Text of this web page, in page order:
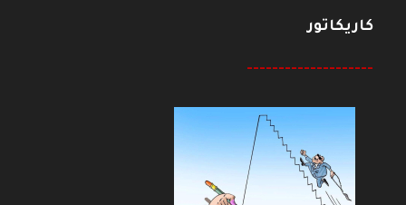
كاريكاتور
--------------------